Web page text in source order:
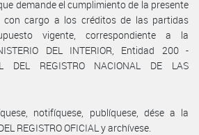
demande el cumplimiento de la presente
con cargo a los créditos de las partidas
vigente, correspondiente a la
DEL INTERIOR, Entidad 200 -
DEL REGISTRO NACIONAL DE LAS
notifíquese, publíquese, dése a la
REGISTRO OFICIAL y archívese.